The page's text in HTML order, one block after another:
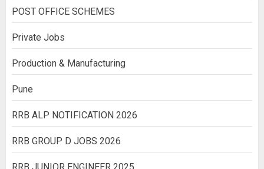
POST OFFICE SCHEMES
Private Jobs
Production & Manufacturing
Pune
RRB ALP NOTIFICATION 2026
RRB GROUP D JOBS 2026
RRB JUNIOR ENGINEER 2025